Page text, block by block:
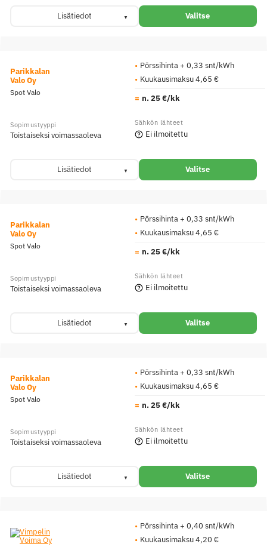
Lisätiedot Valitse
Parikkalan
Valo Oy
Spot Valo
Pörssihinta + 0,33 snt/kWh
Kuukausimaksu 4,65 €
n. 25 €/kk
Toistaiseksi voimassaoleva Ei ilmoitettu
Lisätiedot Valitse
Parikkalan
Valo Oy
Spot Valo
Pörssihinta + 0,33 snt/kWh
Kuukausimaksu 4,65 €
n. 25 €/kk
Toistaiseksi voimassaoleva Ei ilmoitettu
Lisätiedot Valitse
Parikkalan
Valo Oy
Spot Valo
Pörssihinta + 0,33 snt/kWh
Kuukausimaksu 4,65 €
n. 25 €/kk
Toistaiseksi voimassaoleva Ei ilmoitettu
Lisätiedot Valitse
Pörssihinta + 0,40 snt/kWh
Kuukausimaksu 4,20 €